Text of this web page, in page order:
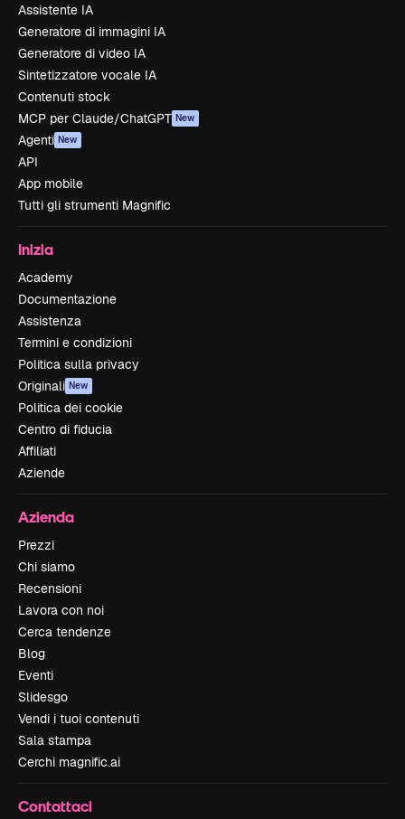
Assistente IA
Generatore di immagini IA
Generatore di video IA
Sintetizzatore vocale IA
Contenuti stock
MCP per Claude/ChatGPT New
Agenti New
API
App mobile
Tutti gli strumenti Magnific
Inizia
Academy
Documentazione
Assistenza
Termini e condizioni
Politica sulla privacy
Originali New
Politica dei cookie
Centro di fiducia
Affiliati
Aziende
Azienda
Prezzi
Chi siamo
Recensioni
Lavora con noi
Cerca tendenze
Blog
Eventi
Slidesgo
Vendi i tuoi contenuti
Sala stampa
Cerchi magnific.ai
Contattaci